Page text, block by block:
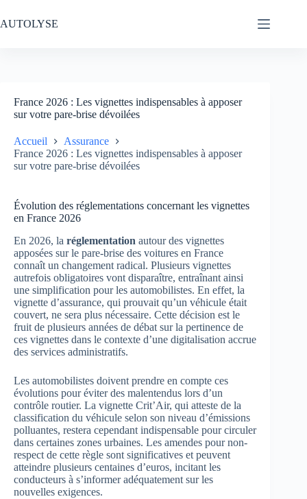
au
contenu
AUTOLYSE
France 2026 : Les vignettes indispensables à apposer
sur votre pare-brise dévoilées
Accueil
Assurance
France 2026 : Les vignettes indispensables à apposer
sur votre pare-brise dévoilées
Évolution des réglementations concernant les vignettes
en France 2026
En 2026, la réglementation autour des vignettes
apposées sur le pare-brise des voitures en France
connaît un changement radical. Plusieurs vignettes
autrefois obligatoires vont disparaître, entraînant ainsi
une simplification pour les automobilistes. En effet, la
vignette d’assurance, qui prouvait qu’un véhicule était
couvert, ne sera plus nécessaire. Cette décision est le
fruit de plusieurs années de débat sur la pertinence de
ces vignettes dans le contexte d’une digitalisation accrue
des services administratifs.
Les automobilistes doivent prendre en compte ces
évolutions pour éviter des malentendus lors d’un
contrôle routier. La vignette Crit’Air, qui atteste de la
classification du véhicule selon son niveau d’émissions
polluantes, restera cependant indispensable pour circuler
dans certaines zones urbaines. Les amendes pour non-
respect de cette règle sont significatives et peuvent
atteindre plusieurs centaines d’euros, incitant les
conducteurs à s’informer adéquatement sur les
nouvelles exigences.